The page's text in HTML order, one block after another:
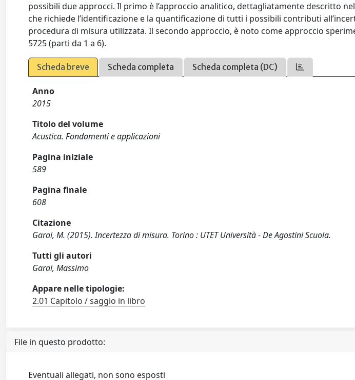
possibili due approcci. Il primo è l’approccio analitico, dettagliatamente descritto nel
che richiede l’identificazione e la quantificazione di tutti i possibili contributi
procedura di misura utilizzata. Il secondo approccio, è noto come approccio
5725 (parti da 1 a 6).
Scheda breve Scheda completa Scheda completa (DC)
Anno
2015
Titolo del volume
Acustica. Fondamenti e applicazioni
Pagina iniziale
589
Pagina finale
608
Citazione
Garai, M. (2015). Incertezza di misura. Torino : UTET Università - De Agostini Scuola.
Tutti gli autori
Garai, Massimo
Appare nelle tipologie:
2.01 Capitolo / saggio in libro
File in questo prodotto:
Eventuali allegati, non sono esposti